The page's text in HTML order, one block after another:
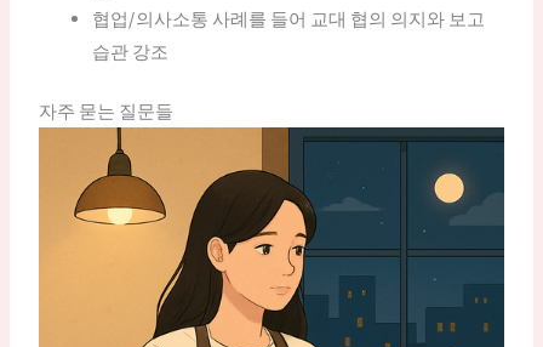
협업/의사소통 사례를 들어 교대 협의 의지와 보고
습관 강조
자주 묻는 질문들